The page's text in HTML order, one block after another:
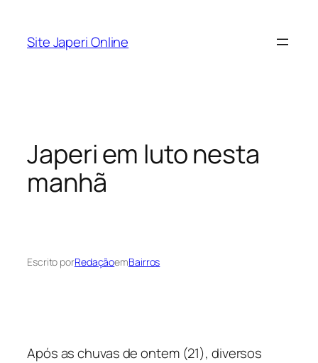
Site Japeri Online
Japeri em luto nesta
manhã
Escrito porRedaçãoemBairros
Após as chuvas de ontem (21), diversos